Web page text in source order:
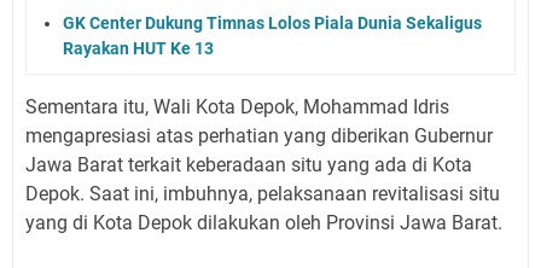
GK Center Dukung Timnas Lolos Piala Dunia Sekaligus
Rayakan HUT Ke 13
Sementara itu, Wali Kota Depok, Mohammad Idris
mengapresiasi atas perhatian yang diberikan Gubernur
Jawa Barat terkait keberadaan situ yang ada di Kota
Depok. Saat ini, imbuhnya, pelaksanaan revitalisasi situ
yang di Kota Depok dilakukan oleh Provinsi Jawa Barat.